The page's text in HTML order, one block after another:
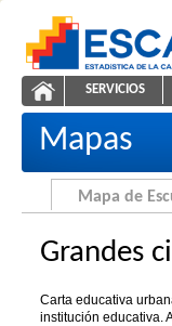
ESCALE -
Grandes ciudades
NAVEGACIÓN
SERVICIOS
Mapas
Mapa de
Grandes
Carta educativa
institución educativa.